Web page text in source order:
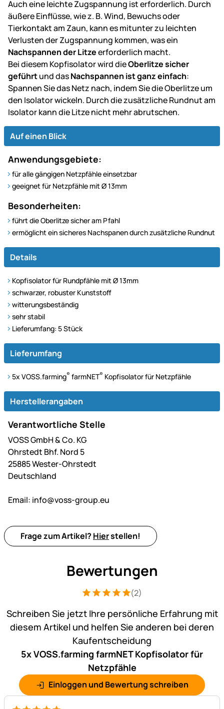
Auch eine leichte Zugspannung ist erforderlich. Durch
äußere Einflüsse, wie z. B. Wind, Bewuchs oder
Tierkontakt am Zaun, kann es mitunter zu leichten
Verlusten der Zugspannung kommen, was ein
Nachspannen der Litzeerforderlich macht.
Bei diesem Kopfisolator wird dieOberlitze sicher
geführtund dasNachspannen ist ganz einfach:
Spannen Sie das Netz nach, indem Sie die Oberlitze um
den Isolator wickeln. Durch die zusätzliche Rundnut am
Isolator kann die Litze nicht mehr abrutschen.
Auf einen Blick
Anwendungsgebiete:
für alle gängigen Netzpfähle einsetzbar
geeignet für Netzpfähle mit Ø 13mm
Besonderheiten:
führt die Oberlitze sicher am Pfahl
ermöglicht ein sicheres Nachspanen durch zusätzliche Rundnut
Details
Kopfisolator für Rundpfähle mit Ø 13mm
schwarzer, robuster Kunststoff
witterungsbeständig
sehr stabil
Lieferumfang: 5 Stück
Lieferumfang
5x VOSS.farming® farmNET® Kopfisolator für Netzpfähle
Herstellerangaben
Verantwortliche Stelle
VOSS GmbH & Co. KG
Ohrstedt Bhf. Nord 5
25885 Wester-Ohrstedt
Deutschland
Email: info@voss-group.eu
Frage zum Artikel? Hierstellen!
Bewertungen
Bewertung: 5 von 5 (2 Bewertungen)
2 Bewertungen
(2)
Schreiben Sie jetzt Ihre persönliche Erfahrung mit
diesem Artikel und helfen Sie anderen bei deren
Kaufentscheidung
5x VOSS.farming farmNET Kopfisolator für
Netzpfähle
Einloggen und Bewertung schreiben